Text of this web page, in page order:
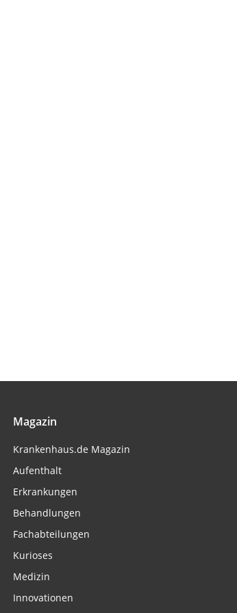
Magazin
Krankenhaus.de Magazin
Aufenthalt
Erkrankungen
Behandlungen
Fachabteilungen
Kurioses
Medizin
Innovationen